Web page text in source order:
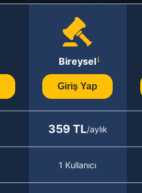
Bireysel
Giriş Yap
359 TL/aylık
1 Kullanıcı